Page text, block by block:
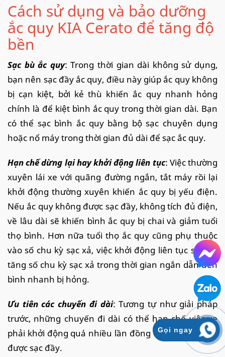
Cách sử dụng và bảo dưỡng
ắc quy KIA Cerato để tăng độ
bền
Sạc bù ắc quy: Trong thời gian dài không sử dụng,
bạn nên sạc đầy ắc quy, điều này giúp ắc quy không
bị cạn kiệt, bởi kẻ thù khiến ắc quy nhanh hỏng
chính là để kiệt bình ắc quy trong thời gian dài. Bạn
có thể sạc bình ắc quy bằng bộ sạc chuyên dụng
hoặc nổ máy trong thời gian đủ dài để sạc ắc quy.
Hạn chế dừng lại hay khởi động liên tục: Việc thường
xuyên lái xe với quãng đường ngắn, tắt máy rồi lại
khởi động thường xuyên khiến ắc quy bị yếu điện.
Nếu ắc quy không được sạc đầy, không tích đủ điện,
về lâu dài sẽ khiến bình ắc quy bị chai và giảm tuổi
thọ bình. Hơn nữa tuổi thọ ắc quy cũng phụ thuộc
vào số chu kỳ sạc xả, việc khởi động liên tục sẽ làm
tăng số chu kỳ sạc xả trong thời gian ngắn dẫn đến
bình nhanh bị hỏng.
Ưu tiên các chuyến đi dài: Tương tự như giải pháp
trước, những chuyến đi dài có thể hạn chế việc xe
phải khởi động quá nhiều lần đồng thời giúp ắc quy
được sạc đầy.
Gọi ngay